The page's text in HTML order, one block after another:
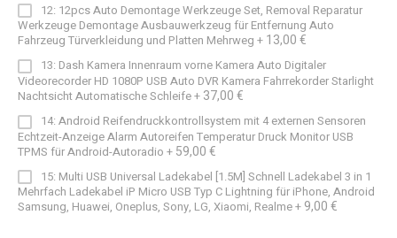
12: 12pcs Auto Demontage Werkzeuge Set, Removal Reparatur
Werkzeuge Demontage Ausbauwerkzeug für Entfernung Auto
Fahrzeug Türverkleidung und Platten Mehrweg + 13,00 €
13: Dash Kamera Innenraum vorne Kamera Auto Digitaler
Videorecorder HD 1080P USB Auto DVR Kamera Fahrrekorder Starlight
Nachtsicht Automatische Schleife+ 37,00 €
14: Android Reifendruckkontrollsystem mit 4 externen Sensoren
Echtzeit-Anzeige Alarm Autoreifen Temperatur Druck Monitor USB
TPMS für Android-Autoradio + 59,00 €
15: Multi USB Universal Ladekabel [1.5M] Schnell Ladekabel 3 in 1
Mehrfach Ladekabel iP Micro USB Typ C Lightning für iPhone, Android
Samsung, Huawei, Oneplus, Sony, LG, Xiaomi, Realme+ 9,00 €